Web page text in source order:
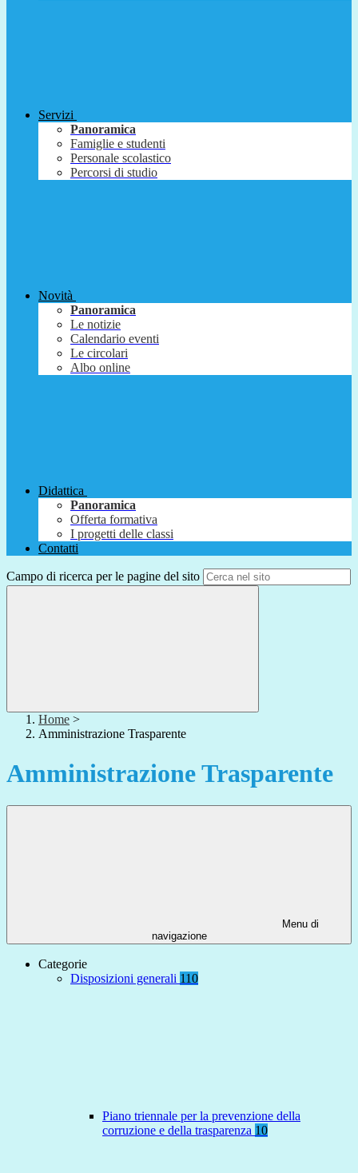
Servizi
Panoramica
Famiglie e studenti
Personale scolastico
Percorsi di studio
Novità
Panoramica
Le notizie
Calendario eventi
Le circolari
Albo online
Didattica
Panoramica
Offerta formativa
I progetti delle classi
Contatti
Campo di ricerca per le pagine del sito
Home >
Amministrazione Trasparente
Amministrazione Trasparente
Menu di
navigazione
Categorie
Disposizioni generali 110
Piano triennale per la prevenzione della
corruzione e della trasparenza 10